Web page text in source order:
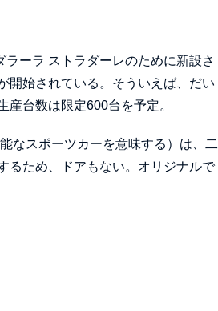
ーラ ストラダーレのために新設さ
開始されている。そういえば、だい
台数は限定600台を予定。
なスポーツカーを意味する）は、二
るため、ドアもない。オリジナルで